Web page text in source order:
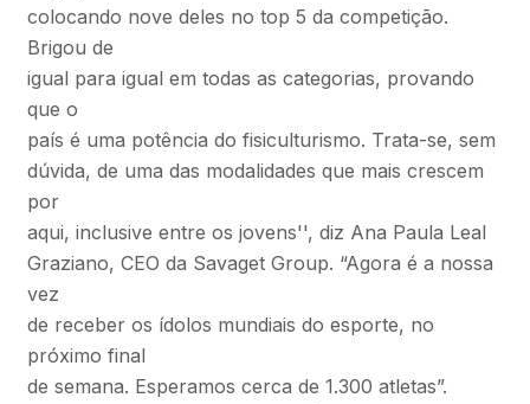
colocando nove deles no top 5 da competição.
Brigou de
igual para igual em todas as categorias, provando
que o
país é uma potência do fisiculturismo. Trata-se, sem
dúvida, de uma das modalidades que mais crescem
por
aqui, inclusive entre os jovens'', diz Ana Paula Leal
Graziano, CEO da Savaget Group. “Agora é a nossa
vez
de receber os ídolos mundiais do esporte, no
próximo final
de semana. Esperamos cerca de 1.300 atletas”.